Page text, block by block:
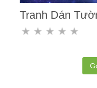
Tranh Dán